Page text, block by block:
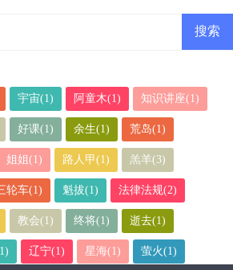
宇宙(1) 阿童木(1) 知识讲座(1)
好课(1) 余生(1) 荒岛(1)
姐姐(1) 路人甲(1) 羔羊(3)
轮车(1) 魁拔(1) 法律法规(2)
教会(1) 终将(1) 逝去(1)
辽宁(1) 星海(1) 萤火(1)